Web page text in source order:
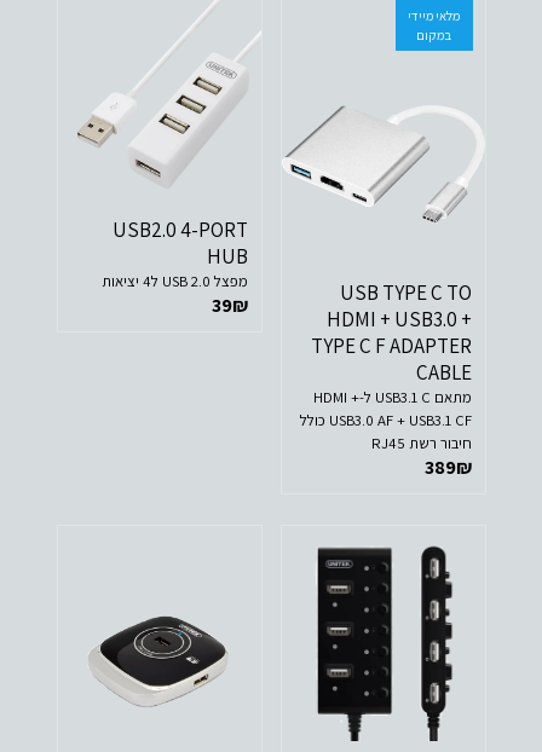
מלאי מיידי
במקום
USB TYPE C TO
HDMI + USB3.0 +
TYPE C F ADAPTER
CABLE
מתאם USB3.1 C ל-HDMI +
USB3.0 AF + USB3.1 CF כולל
חיבור רשת RJ45
389₪
USB2.0 4-PORT
HUB
מפצל USB 2.0 ל4 יציאות
39₪